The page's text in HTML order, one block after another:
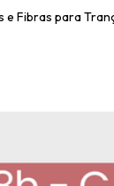
e Fibras para